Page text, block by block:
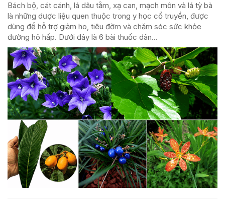
Bách bộ, cát cánh, lá dâu tằm, xạ can, mạch môn và lá tỳ bà
là những dược liệu quen thuộc trong y học cổ truyền, được
dùng để hỗ trợ giảm ho, tiêu đờm và chăm sóc sức khỏe
đường hô hấp. Dưới đây là 6 bài thuốc dân...